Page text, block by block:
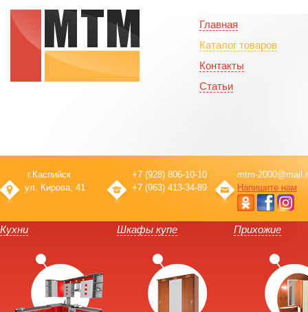
Главная
Каталог товаров
Контакты
Статьи
г.Каспийск
ул. Кирова, 41
+7 (928) 806-10-10
+7 (963) 413-34-89
mtm-
Напишите нам
Кухни Шкафы купе Прихожие